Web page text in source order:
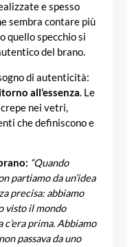
e spesso
sembra contare più
quello specchio si
del brano.
di autenticità:
all’essenza. Le
nei vetri,
che definiscono e
“Quando
partiamo da un’idea
precisa: abbiamo
visto il mondo
c’era prima. Abbiamo
passava da uno